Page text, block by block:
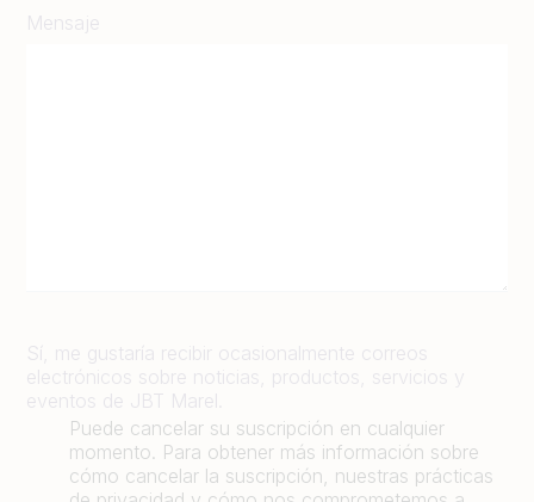
Mensaje
Sí, me gustaría recibir ocasionalmente correos
electrónicos sobre noticias, productos, servicios y
eventos de JBT Marel.
Puede cancelar su suscripción en cualquier
momento. Para obtener más información sobre
cómo cancelar la suscripción, nuestras prácticas